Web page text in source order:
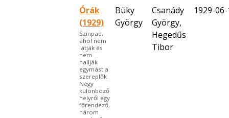
Órák
(1929)
Színpad,
ahol nem
látják és
nem
hallják
egymást a
szereplők
Négy
különböző
helyről egy
főrendező,
három
Büky
György
Csanády
György,
Hegedűs
Tibor
1929-